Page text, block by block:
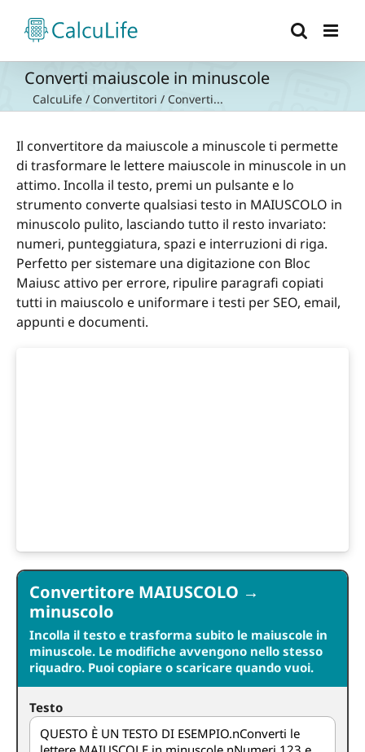
contenuto
Converti maiuscole in minuscole
CalcuLife / Convertitori / Converti...
Il convertitore da maiuscole a minuscole ti permette
di trasformare le lettere maiuscole in minuscole in un
attimo. Incolla il testo, premi un pulsante e lo
strumento converte qualsiasi testo in MAIUSCOLO in
minuscolo pulito, lasciando tutto il resto invariato:
numeri, punteggiatura, spazi e interruzioni di riga.
Perfetto per sistemare una digitazione con Bloc
Maiusc attivo per errore, ripulire paragrafi copiati
tutti in maiuscolo e uniformare i testi per SEO, email,
appunti e documenti.
Convertitore MAIUSCOLO →
minuscolo
Incolla il testo e trasforma subito le maiuscole in
minuscole. Le modifiche avvengono nello stesso
riquadro. Puoi copiare o scaricare quando vuoi.
Testo